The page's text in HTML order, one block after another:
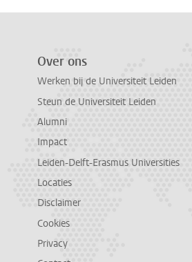
Over ons
Werken bij de Universiteit Leiden
Steun de Universiteit Leiden
Alumni
Impact
Leiden-Delft-Erasmus Universities
Locaties
Disclaimer
Cookies
Privacy